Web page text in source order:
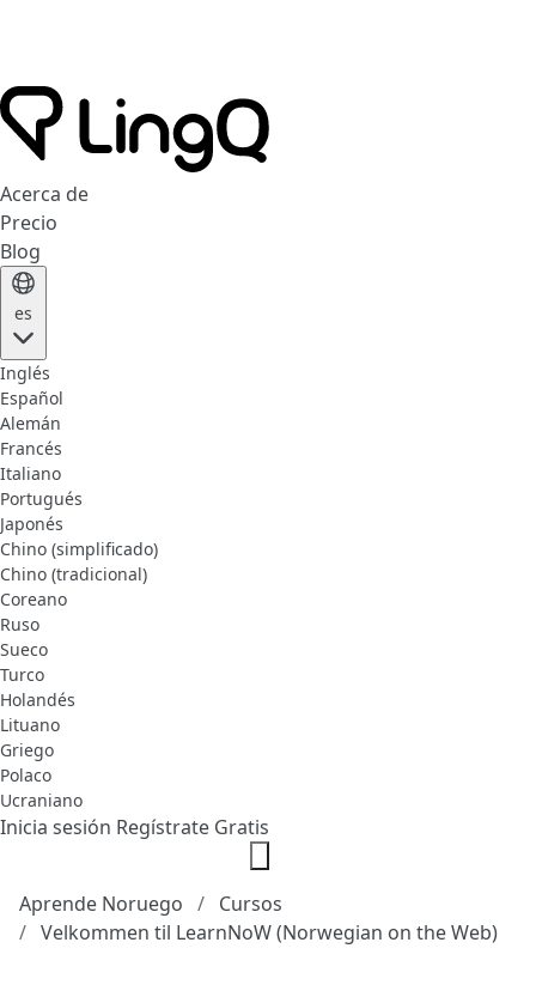
Acerca de
Precio
Blog
es
Inglés
Español
Alemán
Francés
Italiano
Portugués
Japonés
Chino (simplificado)
Chino (tradicional)
Coreano
Ruso
Sueco
Turco
Holandés
Lituano
Griego
Polaco
Ucraniano
Inicia sesión Regístrate Gratis
Aprende Noruego
Cursos
Velkommen til LearnNoW (Norwegian on the Web)